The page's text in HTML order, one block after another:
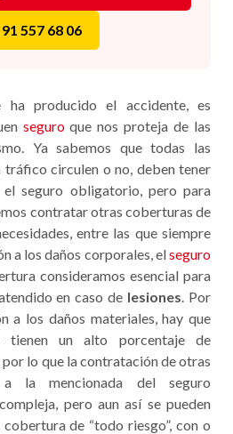
557 68 06
producido el accidente, es
seguroque nos proteja de las
Ya sabemos que todas las
tráfico circulen o no, deben tener
seguro obligatorio, pero para
contratar otras coberturas de
entre las que siempre
a los daños corporales, elseguro
consideramos esencial para
en caso de lesiones. Por
a los daños materiales, hay que
tienen un alto porcentaje de
lo que la contratación de otras
la mencionada del seguro
pero aun así se pueden
de “todo riesgo”, con o